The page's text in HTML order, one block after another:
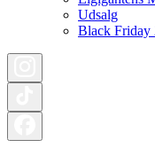
Udsalg
Black Friday